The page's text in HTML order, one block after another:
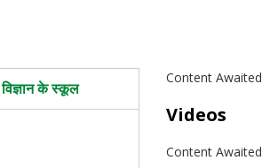
के स्कूल
Content Awaited
Videos
Content Awaited